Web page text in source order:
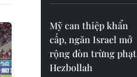
Mỹ can thiệp khẩn
cấp, ngăn Israel mở
rộng đòn trừng phạt
Hezbollah